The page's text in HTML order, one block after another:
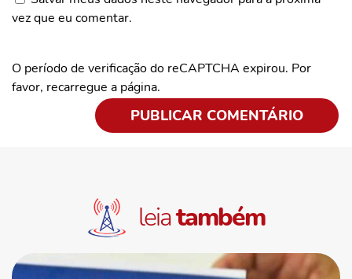
vez que eu comentar.
O período de verificação do reCAPTCHA expirou. Por
favor, recarregue a página.
leiatambém